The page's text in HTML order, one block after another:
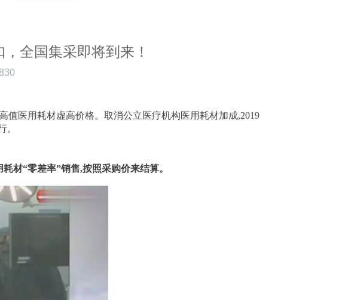
全国集采即将到来！
医用耗材虚高价格。取消公立医疗机构医用耗材加成,2019
。
材“零差率”销售,按照采购价来结算。